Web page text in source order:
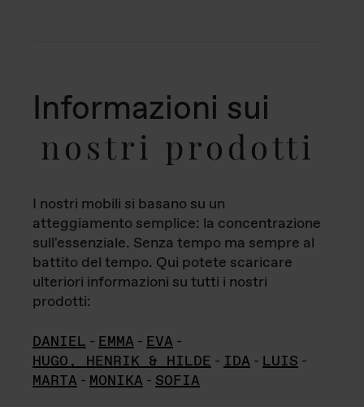
Informazioni sui
nostri prodotti
I nostri mobili si basano su un
atteggiamento semplice: la concentrazione
sull'essenziale. Senza tempo ma sempre al
battito del tempo. Qui potete scaricare
ulteriori informazioni su tutti i nostri
prodotti:
DANIEL - EMMA - EVA -
HUGO, HENRIK & HILDE - IDA - LUIS -
MARTA - MONIKA - SOFIA